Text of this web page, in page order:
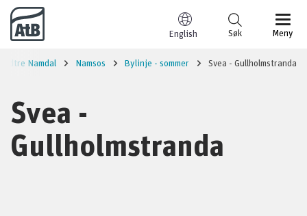
Til innhold
English Meny
Søk
Midtre Namdal Namsos Bylinje - sommer Svea - Gullholmstranda
Svea -
Gullholmstranda